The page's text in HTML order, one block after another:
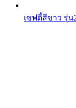
เซฟตี้สีขาว รุ่น